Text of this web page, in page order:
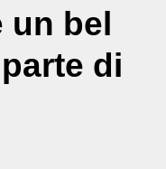
bel
di